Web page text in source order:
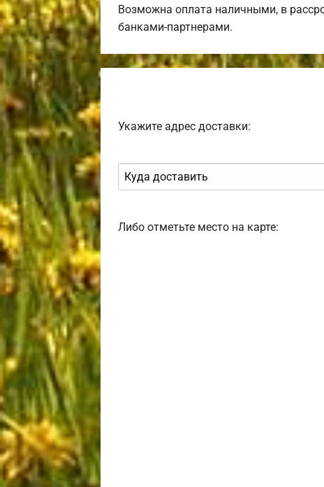
Возможна оплата наличными, в
банками-партнерами.
Укажите адрес доставки:
Либо отметьте место на карте: